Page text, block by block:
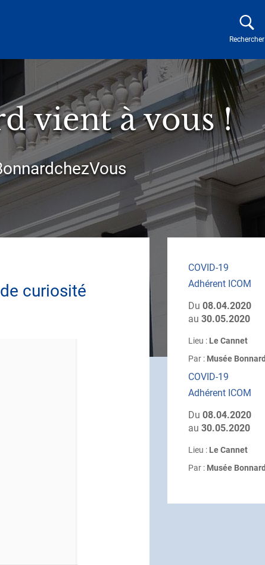
Rechercher
vient à vous !
curiosité
COVID-19
Adhérent ICOM
Du 08.04.2020
au 30.05.2020
Lieu : Le Cannet
Par : Musée Bonnard
COVID-19
Adhérent ICOM
Du 08.04.2020
au 30.05.2020
Lieu : Le Cannet
Par : Musée Bonnard